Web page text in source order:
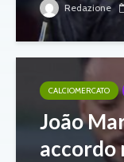
Redazione
CALCIOMERCATO
João
accordo